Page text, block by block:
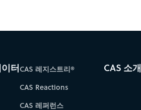
터CAS 레지스트리®
CAS Reactions
CAS 레퍼런스
CAS 소개